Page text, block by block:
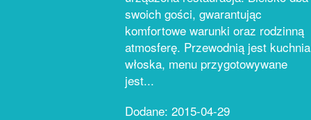
swoich gości, gwarantując
komfortowe warunki oraz rodzinną
atmosferę. Przewodnią jest kuchnia
włoska, menu przygotowywane
jest...
Dodane: 2015-04-29